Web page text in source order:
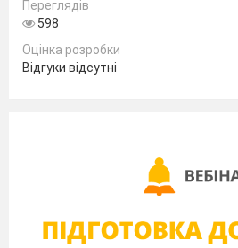
Переглядів
598
Оцінка розробки
Відгуки відсутні